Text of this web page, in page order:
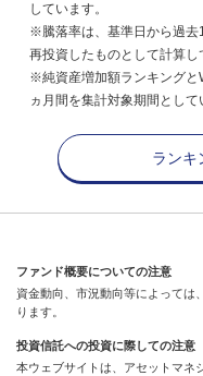
しています。
※騰落率は、基準日から過去
再投資したものとして計算し
※純資産増加額ランキングと
ヵ月間を集計対象期間として
ランキ
ファンド概要についての注意
資金動向、市況動向等によっては
ります。
投資信託への投資に際しての注意
本ウェブサイトは、アセットマネ